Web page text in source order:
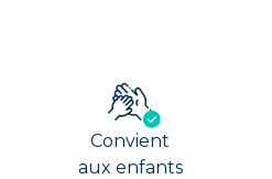
Convient
aux enfants